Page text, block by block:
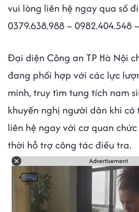
vui lòng liên hệ ngay qua số
0379.638.988 – 0982.404.548
Đại diện Công an TP Hà Nội
đang phối hợp với các lực
minh, truy tìm tung tích nam
khuyến nghị người dân khi có
liên hệ ngay với cơ quan
thời hỗ trợ công tác điều tra.
Advertisement